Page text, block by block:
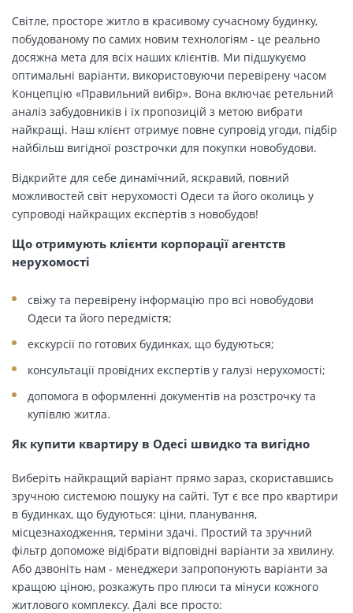
Світле, просторе житло в красивому сучасному будинку,
побудованому по самих новим технологіям - це реально
досяжна мета для всіх наших клієнтів. Ми підшукуємо
оптимальні варіанти, використовуючи перевірену часом
Концепцію «Правильний вибір». Вона включає ретельний
аналіз забудовників і їх пропозицій з метою вибрати
найкращі. Наш клієнт отримує повне супровід угоди, підбір
найбільш вигідної розстрочки для покупки новобудови.
Відкрийте для себе динамічний, яскравий, повний
можливостей світ нерухомості Одеси та його околиць у
супроводі найкращих експертів з новобудов!
Що отримують клієнти корпорації агентств
нерухомості
свіжу та перевірену інформацію про всі новобудови
Одеси та його передмістя;
екскурсії по готових будинках, що будуються;
консультації провідних експертів у галузі нерухомості;
допомога в оформленні документів на розстрочку та
купівлю житла.
Як купити квартиру в Одесі швидко та вигідно
Виберіть найкращий варіант прямо зараз, скориставшись
зручною системою пошуку на сайті. Тут є все про квартири
в будинках, що будуються: ціни, планування,
місцезнаходження, терміни здачі. Простий та зручний
фільтр допоможе відібрати відповідні варіанти за хвилину.
Або дзвоніть нам - менеджери запропонують варіанти за
кращою ціною, розкажуть про плюси та мінуси кожного
житлового комплексу. Далі все просто: